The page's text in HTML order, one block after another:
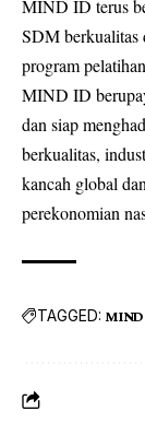
MIND ID terus
SDM berkualitas
program
MIND ID
dan siap
berkualitas,
kancah global
perekonomian
TAGGED: